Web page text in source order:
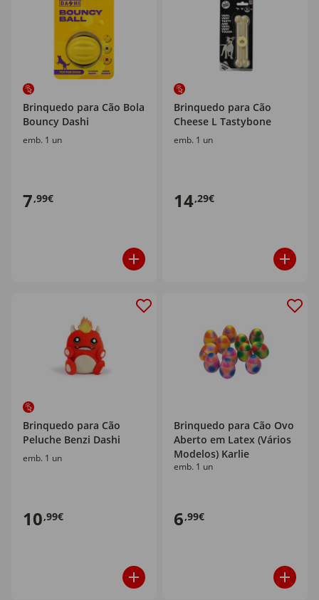
Brinquedo para Cão Bola
Bouncy Dashi
emb. 1 un
7,99€
Brinquedo para Cão
Cheese L Tastybone
emb. 1 un
14,29€
Brinquedo para Cão
Peluche Benzi Dashi
emb. 1 un
10,99€
Brinquedo para Cão Ovo
Aberto em Latex (Vários
Modelos) Karlie
emb. 1 un
6,99€